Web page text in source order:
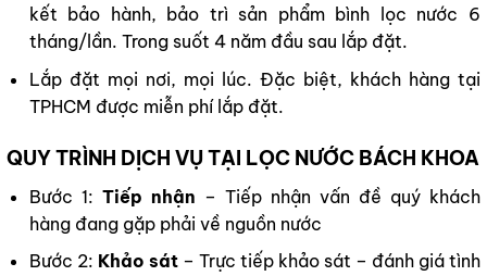
kết bảo hành, bảo trì sản phẩm bình lọc nước 6
tháng/lần. Trong suốt 4 năm đầu sau lắp đặt.
Lắp đặt mọi nơi, mọi lúc. Đặc biệt, khách hàng tại
TPHCM được miễn phí lắp đặt.
QUY TRÌNH DỊCH VỤ TẠI LỌC NƯỚC BÁCH KHOA
Bước 1: Tiếp nhận – Tiếp nhận vấn đề quý khách
hàng đang gặp phải về nguồn nước
Bước 2: Khảo sát– Trực tiếp khảo sát – đánh giá tình